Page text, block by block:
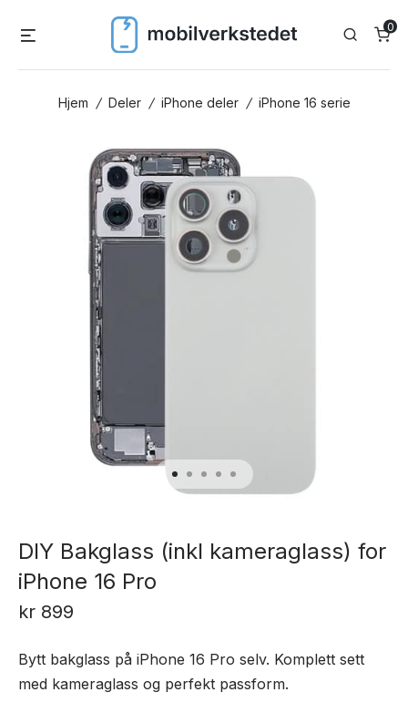
Search
0
Hjem / Deler / iPhone deler / iPhone 16 serie
DIY Bakglass (inkl kameraglass) for
iPhone 16 Pro
kr 899
Bytt bakglass på iPhone 16 Pro selv. Komplett sett
med kameraglass og perfekt passform.